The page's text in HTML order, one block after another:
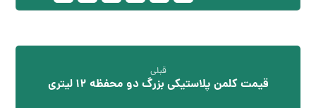
قبلی
قیمت کلمن پلاستیکی بزرگ دو محفظه 12 لیتری